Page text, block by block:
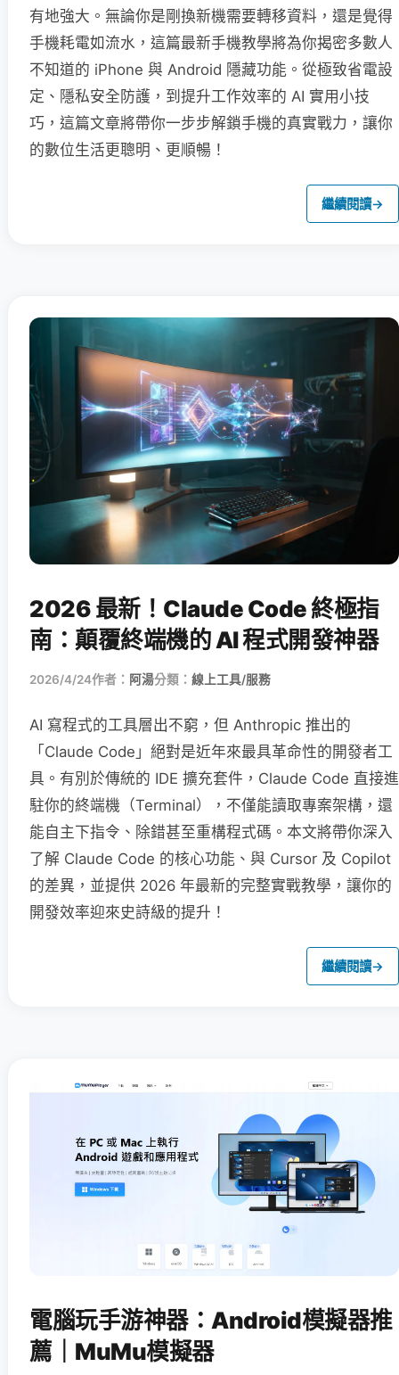
有地強大。無論你是剛換新機需要轉移資料，還是覺得
手機耗電如流水，這篇最新手機教學將為你揭密多數人
不知道的 iPhone 與 Android 隱藏功能。從極致省電設
定、隱私安全防護，到提升工作效率的 AI 實用小技
巧，這篇文章將帶你一步步解鎖手機的真實戰力，讓你
的數位生活更聰明、更順暢！
繼續閱讀→
2026 最新！Claude Code 終極指
南：顛覆終端機的 AI 程式開發神器
2026/4/24作者： 阿湯分類： 線上工具/服務
AI 寫程式的工具層出不窮，但 Anthropic 推出的
「Claude Code」絕對是近年來最具革命性的開發者工
具。有別於傳統的 IDE 擴充套件，Claude Code 直接進
駐你的終端機（Terminal），不僅能讀取專案架構，還
能自主下指令、除錯甚至重構程式碼。本文將帶你深入
了解 Claude Code 的核心功能、與 Cursor 及 Copilot
的差異，並提供 2026 年最新的完整實戰教學，讓你的
開發效率迎來史詩級的提升！
繼續閱讀→
電腦玩手游神器：Android模擬器推
薦｜MuMu模擬器